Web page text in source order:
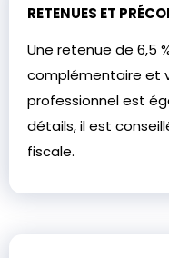
RETENUES ET
Une retenue de 6,5
complémentaire et
professionnel est
détails, il est
fiscale.